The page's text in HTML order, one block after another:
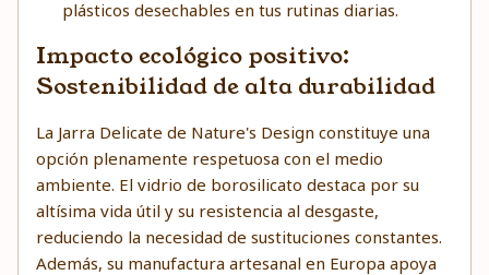
plásticos desechables en tus rutinas diarias.
Impacto ecológico positivo:
Sostenibilidad de alta durabilidad
La Jarra Delicate de Nature's Design constituye una
opción plenamente respetuosa con el medio
ambiente. El vidrio de borosilicato destaca por su
altísima vida útil y su resistencia al desgaste,
reduciendo la necesidad de sustituciones constantes.
Además, su manufactura artesanal en Europa apoya